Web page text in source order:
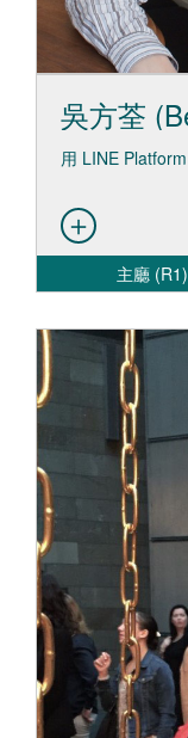
吳方荃
用 LINE
主廳 (R1)